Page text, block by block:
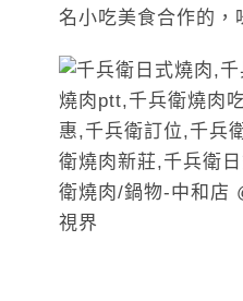
名小吃美食合作的，